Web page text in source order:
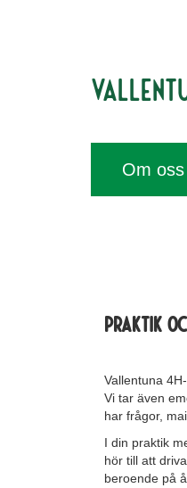
Om oss
Praktik
Vallentuna
Vi tar även
har frågor,
I din praktik
hör till att
beroende på